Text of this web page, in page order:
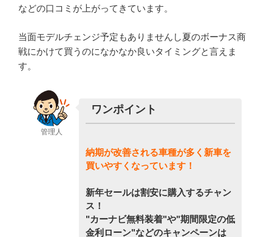
などの口コミが上がってきています。
当面モデルチェンジ予定もありませんし夏のボーナス商
戦にかけて買うのになかなか良いタイミングと言えま
す。
管理人
ワンポイント
納期が改善される車種が多く新車を
買いやすくなっています！
新年セールは割安に購入するチャン
ス！
"カーナビ無料装着"や"期間限定の低
金利ローン"などのキャンペーンは